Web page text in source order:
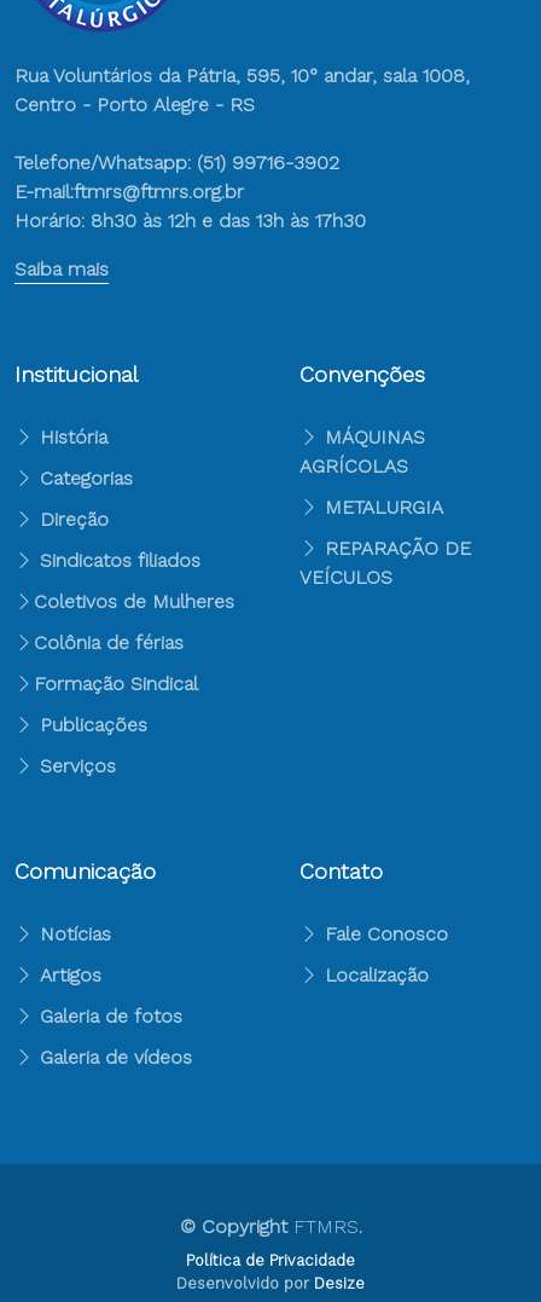
Rua Voluntários da Pátria, 595, 10° andar, sala 1008,
Centro - Porto Alegre - RS
Telefone/Whatsapp: (51) 99716-3902
E-mail:ftmrs@ftmrs.org.br
Horário: 8h30 às 12h e das 13h às 17h30
Saiba mais
Institucional
História
Categorias
Direção
Sindicatos filiados
Coletivos de Mulheres
Colônia de férias
Formação Sindical
Publicações
Serviços
Convenções
MÁQUINAS
AGRÍCOLAS
METALURGIA
REPARAÇÃO DE
VEÍCULOS
Comunicação
Notícias
Artigos
Galeria de fotos
Galeria de vídeos
Contato
Fale Conosco
Localização
© Copyright FTMRS.
Política de Privacidade
Desenvolvido por Desize